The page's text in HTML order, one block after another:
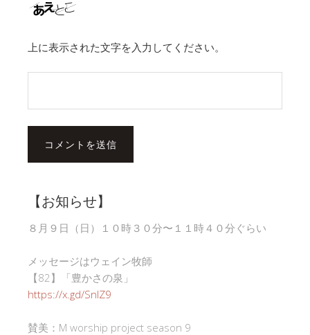
上に表示された文字を入力してください。
【お知らせ】
８月９日（日）１０時３０分〜１１時４０分ぐらい
メッセージはウェイン牧師
【82】「豊かさの泉」
https://x.gd/SnlZ9
賛美：M worship project season 9